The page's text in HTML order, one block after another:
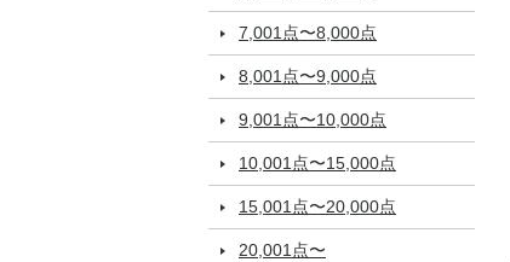
7,001点〜8,000点
8,001点〜9,000点
9,001点〜10,000点
10,001点〜15,000点
15,001点〜20,000点
20,001点〜